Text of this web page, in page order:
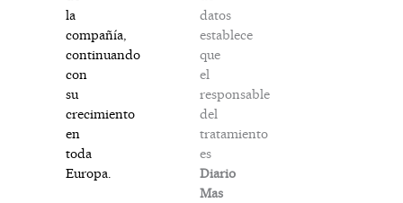
la
compañía,
continuando
con
su
crecimiento
en
toda
Europa.
datos
establece
que
el
responsable
del
tratamiento
es
Diario
Mas